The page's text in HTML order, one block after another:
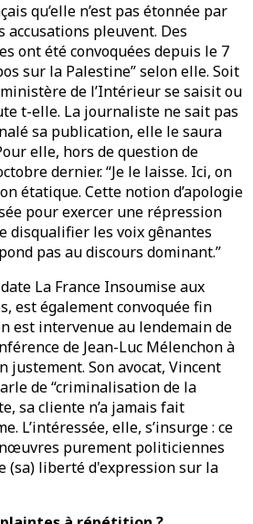
qu’elle n’est pas étonnée par
accusations pleuvent. Des
ont été convoquées depuis le 7
sur la Palestine” selon elle. Soit
de l’Intérieur se saisit ou
t-elle. La journaliste ne sait pas
sa publication, elle le saura
elle, hors de question de
dernier. “Je le laisse. Ici, on
étatique. Cette notion d’apologie
pour exercer une répression
disqualifier les voix gênantes
pas au discours dominant.”
La France Insoumise aux
est également convoquée fin
est intervenue au lendemain de
de Jean-Luc Mélenchon à
justement. Son avocat, Vincent
de “criminalisation de la
sa cliente n’a jamais fait
L’intéressée, elle, s’insurge : ce
purement politiciennes
(sa) liberté d'expression sur la